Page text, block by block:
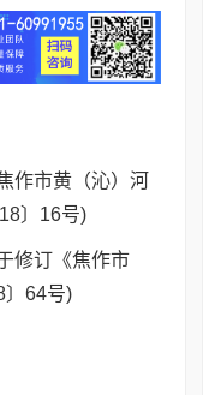
作市黄（沁）河
〕16号)
修订《焦作市
〕64号)